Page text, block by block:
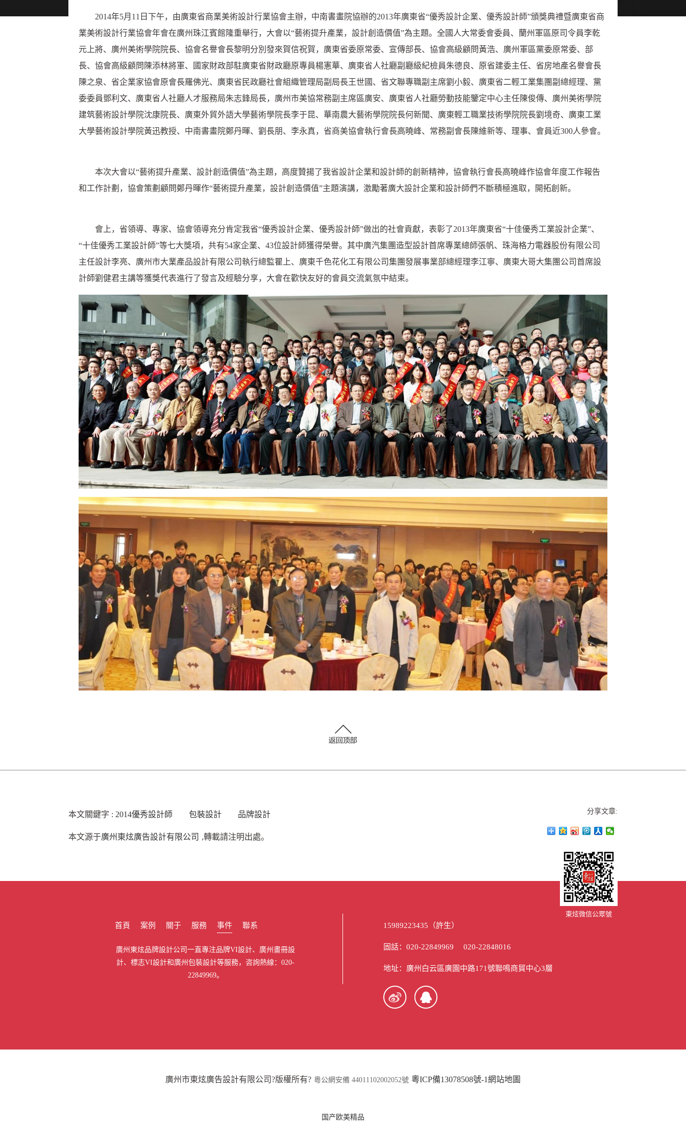
2014年5月11日下午，由廣東省商業美術設計行業協會主辦，中南書畫院協辦的2013年廣東省“優秀設計企業、優秀設計師”頒獎典禮暨廣東省商
業美術設計行業協會年會在廣州珠江賓館隆重舉行，大會以“藝術提升產業，設計創造價值”為主題。全國人大常委會委員、蘭州軍區原司令員李乾
元上將、廣州美術學院院長、協會名譽會長黎明分別發來賀信祝賀，廣東省委原常委、宣傳部長、協會高級顧問黃浩、廣州軍區黨委原常委、部
長、協會高級顧問陳添林將軍、國家財政部駐廣東省財政廳原專員楊憲華、廣東省人社廳副廳級紀檢員朱德良、原省建委主任、省房地產名譽會長
陳之泉、省企業家協會原會長羅佛光、廣東省民政廳社會組織管理局副局長王世國、省文聯專職副主席劉小毅、廣東省二輕工業集團副總經理、黨
委委員鄧利文、廣東省人社廳人才服務局朱志鋒局長，廣州市美協常務副主席區廣安、廣東省人社廳勞動技能鑒定中心主任陳俊傳、廣州美術學院
建筑藝術設計學院沈康院長、廣東外貿外語大學藝術學院長李于昆、華南農大藝術學院院長何新聞、廣東輕工職業技術學院院長劉境奇、廣東工業
大學藝術設計學院黃迅教授、中南書畫院鄭丹暉、劉長朋、李永真，省商美協會執行會長高曉峰、常務副會長陳維新等、理事、會員近300人參會。
本次大會以“藝術提升產業、設計創造價值”為主題，高度贊揚了我省設計企業和設計師的創新精神，協會執行會長高曉峰作協會年度工作報告
和工作計劃，協會策劃顧問鄭丹暉作“藝術提升產業，設計創造價值”主題演講，激勵著廣大設計企業和設計師們不斷積極進取，開拓創新。
會上，省領導、專家、協會領導充分肯定我省“優秀設計企業、優秀設計師”做出的社會貢獻，表彰了2013年廣東省“十佳優秀工業設計企業”、
“十佳優秀工業設計師”等七大獎項，共有54家企業、43位設計師獲得榮譽。其中廣汽集團造型設計首席專業總師張帆、珠海格力電器股份有限公司
主任設計李亮、廣州市大業產品設計有限公司執行總監瞿上、廣東千色花化工有限公司集團發展事業部總經理李江寧、廣東大哥大集團公司首席設
計師劉健君主講等獲獎代表進行了發言及經驗分享，大會在歡快友好的會員交流氣氛中結束。
本文關鍵字 : 2014優秀設計師 包裝設計 品牌設計
本文源于廣州東炫廣告設計有限公司 ,轉載請注明出處。
分享文章:
東炫微信公眾號
首頁 案例 關于 服務 事件 聯系
廣州東炫品牌設計公司一直專注品牌VI設計、廣州畫冊設
計、標志VI設計和廣州包裝設計等服務，咨詢熱線：020-
22849969。
15989223435（許生）
固話：020-22849969 020-22848016
地址：廣州白云區廣園中路171號聯鳴商貿中心3層
廣州市東炫廣告設計有限公司?版權所有? 粵公網安備 44011102002052號 粵ICP備13078508號-1網站地圖
国产欧美精品